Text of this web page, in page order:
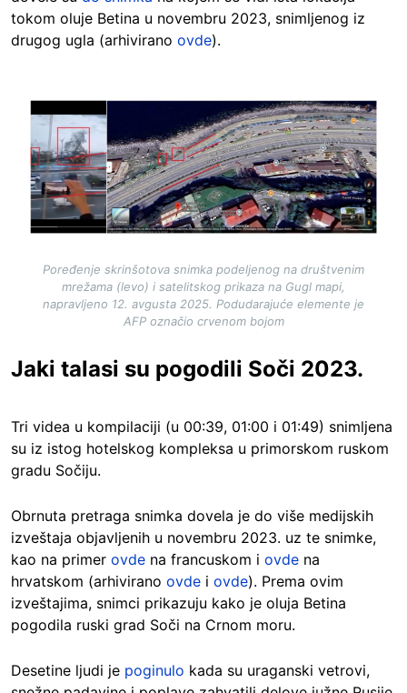
tokom oluje Betina u novembru 2023, snimljenog iz
drugog ugla (arhivirano ovde).
Poređenje skrinšotova snimka podeljenog na društvenim
mrežama (levo) i satelitskog prikaza na Gugl mapi,
napravljeno 12. avgusta 2025. Podudarajuće elemente je
AFP označio crvenom bojom
Jaki talasi su pogodili Soči 2023.
Tri videa u kompilaciji (u 00:39, 01:00 i 01:49) snimljena
su iz istog hotelskog kompleksa u primorskom ruskom
gradu Sočiju.
Obrnuta pretraga snimka dovela je do više medijskih
izveštaja objavljenih u novembru 2023. uz te snimke,
kao na primer ovde na francuskom i ovde na
hrvatskom (arhivirano ovde i ovde). Prema ovim
izveštajima, snimci prikazuju kako je oluja Betina
pogodila ruski grad Soči na Crnom moru.
Desetine ljudi je poginulo kada su uraganski vetrovi,